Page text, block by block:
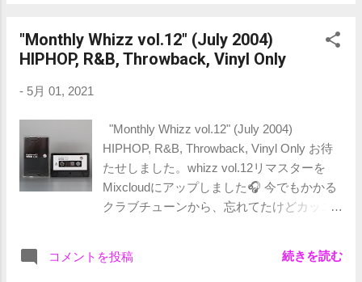
CONSEQUENCE 11.FALLIN 4 U / BLING
DYNASTY 12.IT'S ALRIGHT / WHITE BOY
feat. J-WEAV 13.I ’ M LEAVING / TAMAR
JAMES LEE 16.CONFESSIONS PART Ⅱ /
USHE...
もイチオシな" BRS Kash - Kash App"は、
2000年初期のMaster Pサウンドを意識して
す。 ここからDJ Khaledの"I DID IT"までの
流れは自分の定番ルーティーンになりそう
です。 クラブに行くのも憚られる世の中で
すが、クラブプレイそのままの感じで作っ
たので、平安な世界が帰ってくるまでの繋
Rod Wave 0:00 02.All I Got / Rod Wave 2:29
"Monthly Whizz vol.12" (July 2004)
HIPHOP, R&B, Throwback, Vinyl Only
- 5月 01, 2021
"Monthly Whizz vol.12" (July 2004)
HIPHOP, R&B, Throwback, Vinyl Only お待
たせしました。whizz vol.12リマスターを
Mixcloudにアップしました🎧 今でもかかる
クラブチューンから、忘れてたけどカッコ
られる作りかと思います。 今回ジャケ写真
コメントを投稿 続きを読む